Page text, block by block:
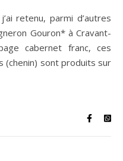
Gouron* à Cravant-
cabernet franc, ces
(chenin) sont produits sur